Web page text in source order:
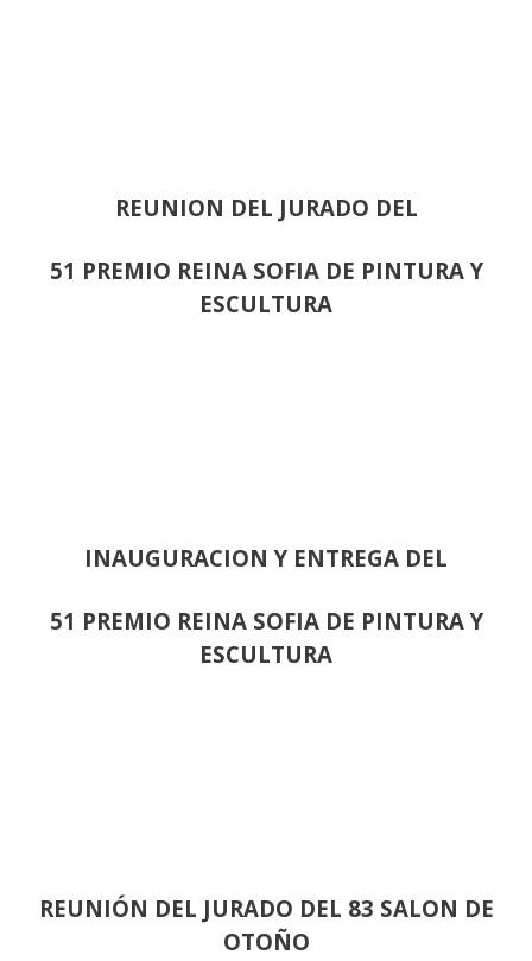
REUNION DEL JURADO DEL
51 PREMIO REINA SOFIA DE PINTURA Y
ESCULTURA
INAUGURACION Y ENTREGA DEL
51 PREMIO REINA SOFIA DE PINTURA Y
ESCULTURA
REUNIÓN DEL JURADO DEL 83 SALON DE
OTOÑO